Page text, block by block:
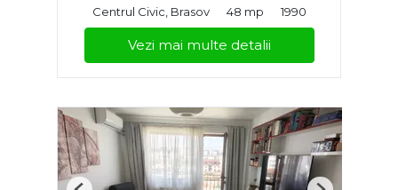
Centrul Civic, Brasov 48 mp 1990
Vezi mai multe detalii